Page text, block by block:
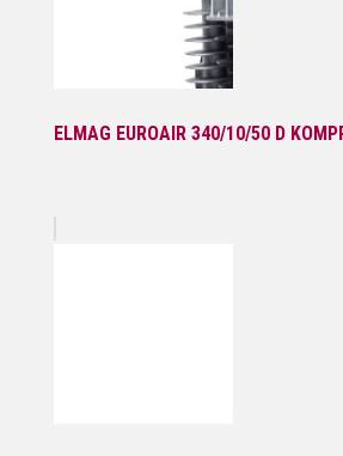
ELMAG EUROAIR 340/10/50 D